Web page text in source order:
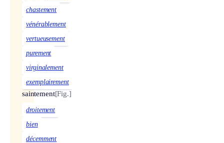
chastement
vénérablement
vertueusement
purement
virginalement
exemplairement
saintement[Fig.]
droitement
bien
décemment